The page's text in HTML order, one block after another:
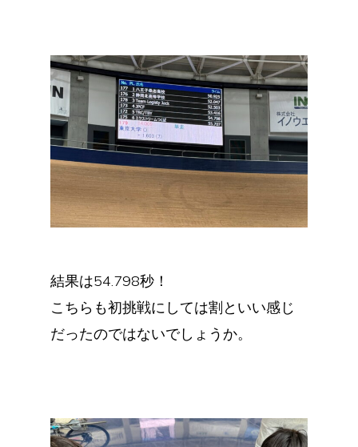
結果は54.798秒！
こちらも初挑戦にしては割といい感じ
だったのではないでしょうか。